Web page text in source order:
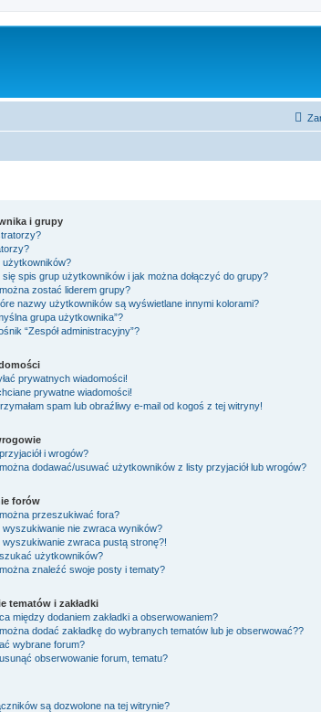
i grupy
użytkowników?
się spis grup użytkowników i jak można dołączyć do grupy?
zostać liderem grupy?
nazwy użytkowników są wyświetlane innymi kolorami?
grupa użytkownika”?
“Zespół administracyjny”?
prywatnych wiadomości!
prywatne wiadomości!
spam lub obraźliwy e-mail od kogoś z tej witryny!
i wrogów?
dodawać/usuwać użytkowników z listy przyjaciół lub wrogów?
forów
przeszukiwać fora?
wyszukiwanie nie zwraca wyników?
wyszukiwanie zwraca pustą stronę?!
użytkowników?
znaleźć swoje posty i tematy?
tematów i zakładki
między dodaniem zakładki a obserwowaniem?
dodać zakładkę do wybranych tematów lub je obserwować??
wybrane forum?
obserwowanie forum, tematu?
są dozwolone na tej witrynie?